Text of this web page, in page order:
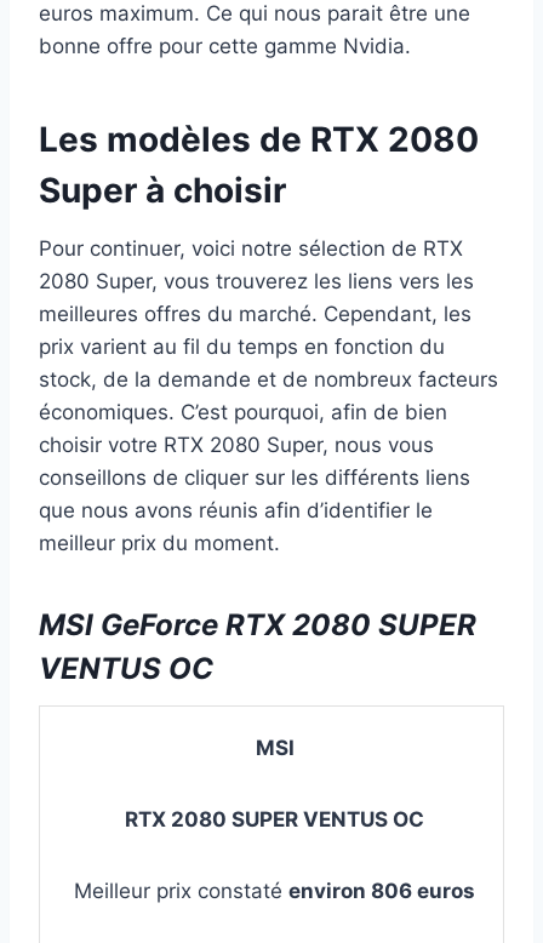
euros maximum. Ce qui nous parait être une
bonne offre pour cette gamme Nvidia.
Les modèles de RTX 2080
Super à choisir
Pour continuer, voici notre sélection de RTX
2080 Super, vous trouverez les liens vers les
meilleures offres du marché. Cependant, les
prix varient au fil du temps en fonction du
stock, de la demande et de nombreux facteurs
économiques. C’est pourquoi, afin de bien
choisir votre RTX 2080 Super, nous vous
conseillons de cliquer sur les différents liens
que nous avons réunis afin d’identifier le
meilleur prix du moment.
MSI GeForce RTX 2080 SUPER
VENTUS OC
MSI
RTX 2080 SUPER VENTUS OC
Meilleur prix constaté environ 806 euros